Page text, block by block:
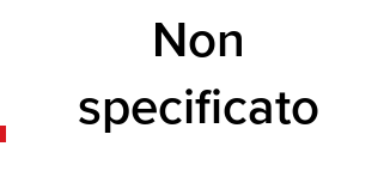
Non
specificato